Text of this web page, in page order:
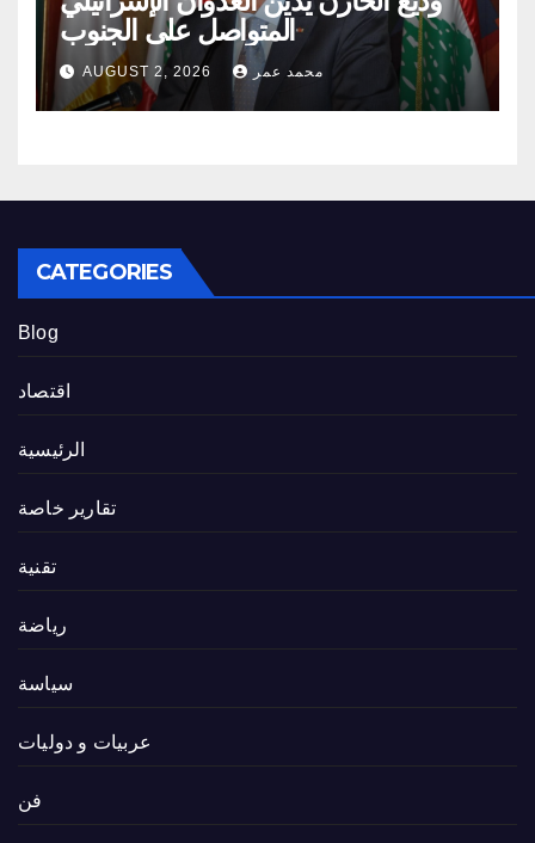
المتواصل على الجنوب
AUGUST 2, 2026 محمد عمر
CATEGORIES
Blog
اقتصاد
الرئيسية
تقارير خاصة
تقنية
رياضة
سياسة
عربيات و دوليات
فن